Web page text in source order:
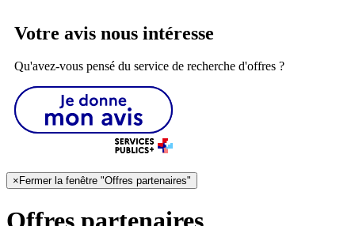
Votre avis nous intéresse
Qu'avez-vous pensé du service de recherche d'offres ?
× Fermer la fenêtre "Offres partenaires"